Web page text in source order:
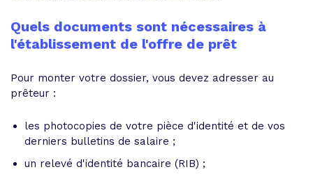
Quels documents sont nécessaires à
l'établissement de l'offre de prêt
Pour monter votre dossier, vous devez adresser au
prêteur :
les photocopies de votre pièce d'identité et de vos
derniers bulletins de salaire ;
un relevé d'identité bancaire (RIB) ;